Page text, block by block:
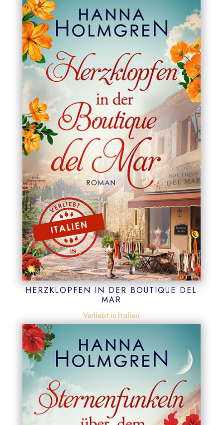
HERZKLOPFEN IN DER BOUTIQUE DEL
MAR
Verliebt in Italien